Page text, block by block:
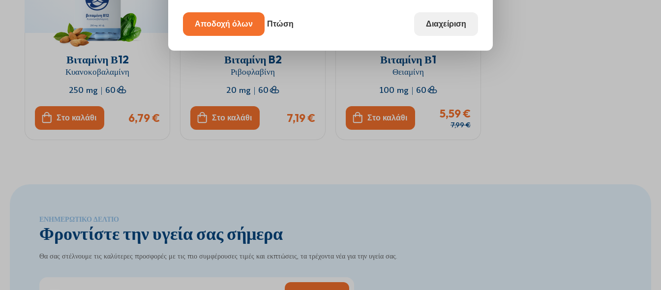
Βιταμίνη Β12
Κυανοκοβαλαμίνη
250 mg | 60
Στο καλάθι 6,79 €
Βιταμίνη B2
Ριβοφλαβίνη
20 mg | 60
Στο καλάθι 7,19 €
Βιταμίνη Β1
Θειαμίνη
100 mg | 60
Στο καλάθι 5,59 €
7,99 €
ΕΝΗΜΕΡΩΤΙΚΌ ΔΕΛΤΊΟ
Φροντίστε την υγεία σας σήμερα
Θα σας στέλνουμε τις καλύτερες προσφορές με τις πιο συμφέρουσες τιμές και εκπτώσεις, τα τρέχοντα νέα για την υγεία σας.
Αποδοχή όλων Πτώση Διαχείριση